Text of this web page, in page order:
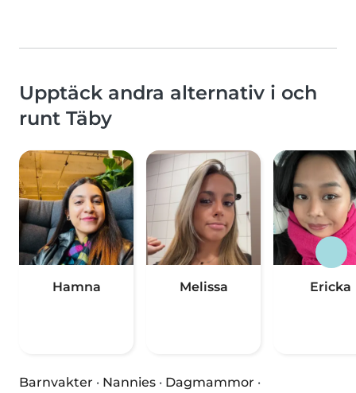
Upptäck andra alternativ i och
runt Täby
Hamna Melissa Ericka
Barnvakter · Nannies · Dagmammor ·